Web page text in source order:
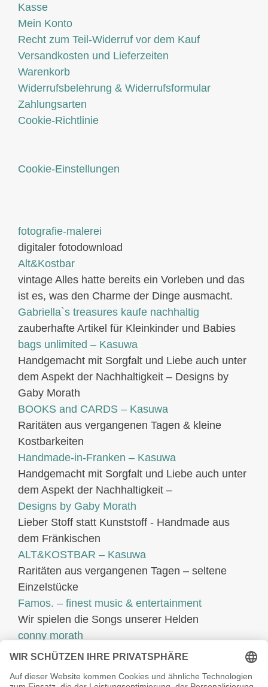
Kasse
Mein Konto
Recht zum Teil-Widerruf vor dem Kauf
Versandkosten und Lieferzeiten
Warenkorb
Widerrufsbelehrung & Widerrufsformular
Zahlungsarten
Cookie-Richtlinie
Cookie-Einstellungen
fotografie-malerei
digitaler fotodownload
Alt&Kostbar
vintage Alles hatte bereits ein Vorleben und das
ist es, was den Charme der Dinge ausmacht.
Gabriella`s treasures kaufe nachhaltig
zauberhafte Artikel für Kleinkinder und Babies
bags unlimited – Kasuwa
Handgemacht mit Sorgfalt und Liebe auch unter
dem Aspekt der Nachhaltigkeit – Designs by
Gaby Morath
BOOKS and CARDS – Kasuwa
Raritäten aus vergangenen Tagen & kleine
Kostbarkeiten
Handmade-in-Franken – Kasuwa
Handgemacht mit Sorgfalt und Liebe auch unter
dem Aspekt der Nachhaltigkeit –
Designs by Gaby Morath
Lieber Stoff statt Kunststoff - Handmade aus
dem Fränkischen
ALT&KOSTBAR – Kasuwa
Raritäten aus vergangenen Tagen – seltene
Einzelstücke
Famos. – finest music & entertainment
Wir spielen die Songs unserer Helden
conny morath
stimme – sprache – ausdruck